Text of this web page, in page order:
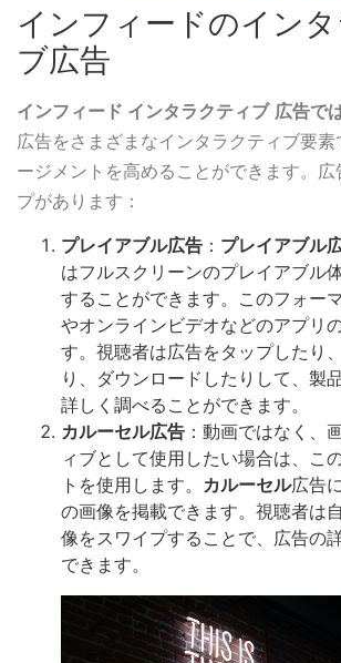
インフィードのイン
ブ広告
インフィード インタラクティブ 広告で
広告をさまざまなインタラクティブ要
ージメントを高めることができます。広
プがあります：
プレイアブル広告 ： プレイアブル
はフルスクリーンのプレイアブル
することができます。このフォー
やオンラインビデオなどのアプリ
す。視聴者は広告をタップしたり
り、ダウンロードしたりして、製
詳しく調べることができます。
カルーセル広告 ：動画ではなく、
ィブとして使用したい場合は、こ
トを使用します。 カルーセル広告
の画像を掲載できます。視聴者は
像をスワイプすることで、広告の
できます。